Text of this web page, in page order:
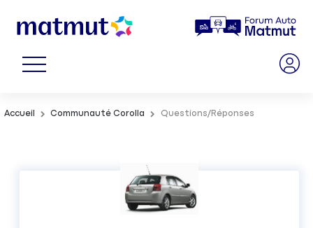
Accueil Communauté Corolla Questions/Réponses